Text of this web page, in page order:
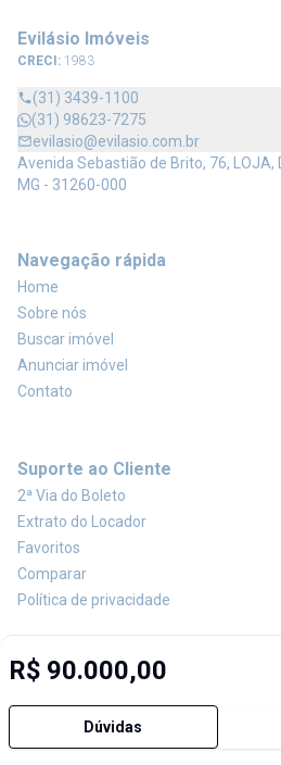
R$ 90.000,00
Dúvidas
Evilásio Imóveis
CRECI: 1983
(31) 3439-1100
(31) 98623-7275
evilasio@evilasio.com.br
Avenida Sebastião de Brito, 76, LOJA,
MG - 31260-000
Navegação rápida
Home
Sobre nós
Buscar imóvel
Anunciar imóvel
Contato
Suporte ao Cliente
2ª Via do Boleto
Extrato do Locador
Favoritos
Comparar
Política de privacidade
Selo de